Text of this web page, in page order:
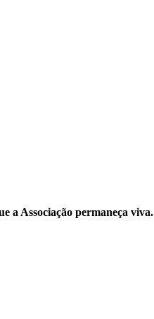
a Associação permaneça viva.